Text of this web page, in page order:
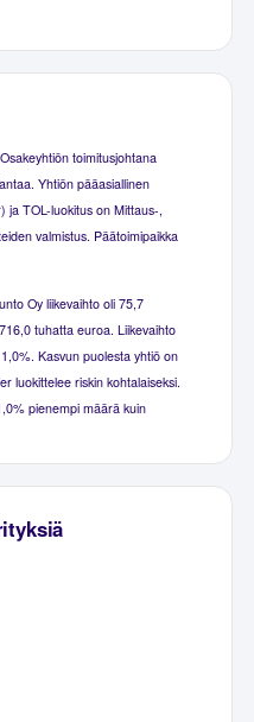
toimitusjohtana
Yhtiön pääasiallinen
ja TOL-luokitus on Mittaus-,
valmistus. Päätoimipaikka
Oy liikevaihto oli 75,7
tuhatta euroa. Liikevaihto
Kasvun puolesta yhtiö on
luokittelee riskin kohtalaiseksi.
pienempi määrä kuin